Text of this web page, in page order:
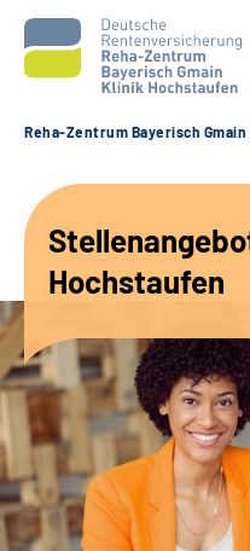
Unsere Angebote
Karriere
Sozialdienste &
Suche
Reha-Zentrum Bayerisch
Hochstaufen